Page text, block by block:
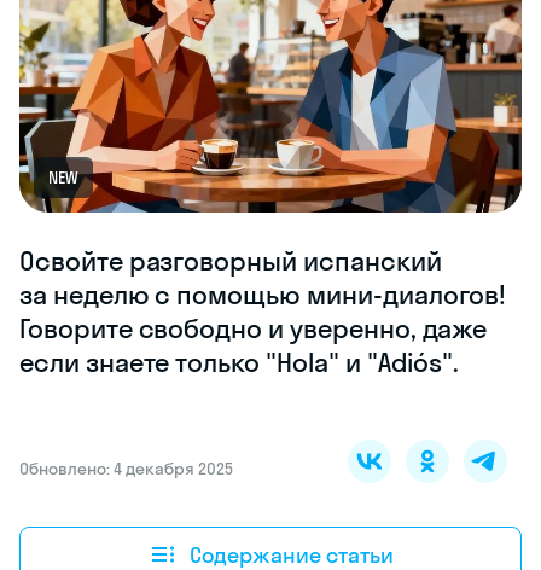
NEW
Освойте разговорный испанский
за неделю с помощью мини-диалогов!
Говорите свободно и уверенно, даже
если знаете только "Hola" и "Adiós".
Обновлено: 4 декабря 2025
Содержание статьи